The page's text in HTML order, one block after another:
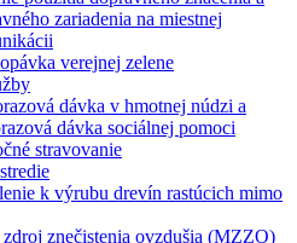
zariadenia na miestnej
verejnej zelene
dávka v hmotnej núdzi a
dávka sociálnej pomoci
stravovanie
k výrubu drevín rastúcich mimo
znečistenia ovzdušia (MZZO)